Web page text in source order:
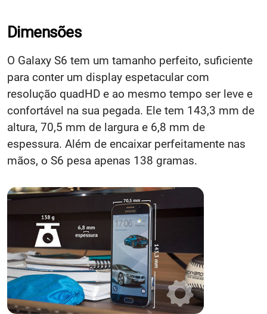
Dimensões
O Galaxy S6 tem um tamanho perfeito, suficiente
para conter um display espetacular com
resolução quadHD e ao mesmo tempo ser leve e
confortável na sua pegada. Ele tem 143,3 mm de
altura, 70,5 mm de largura e 6,8 mm de
espessura. Além de encaixar perfeitamente nas
mãos, o S6 pesa apenas 138 gramas.